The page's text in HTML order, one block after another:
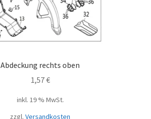
Abdeckung rechts oben
1,57€
inkl. 19 % MwSt.
zzgl. Versandkosten